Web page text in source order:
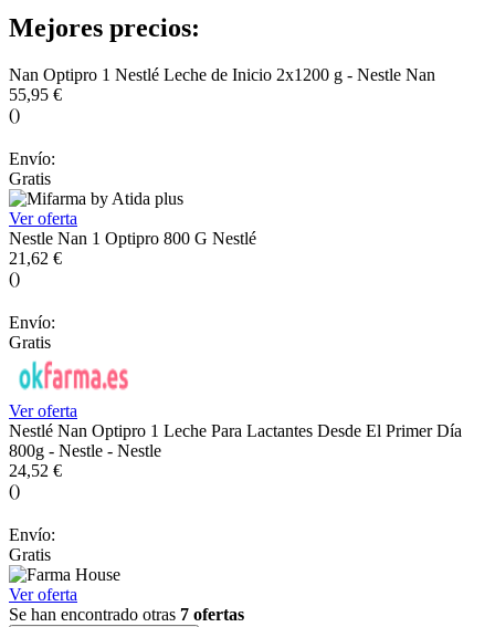
Mejores precios:
Nan Optipro 1 Nestlé Leche de Inicio 2x1200 g - Nestle Nan
55,95 €
()
Envío:
Gratis
Ver oferta
Nestle Nan 1 Optipro 800 G Nestlé
21,62 €
()
Envío:
Gratis
Ver oferta
Nestlé Nan Optipro 1 Leche Para Lactantes Desde El Primer Día
800g - Nestle - Nestle
24,52 €
()
Envío:
Gratis
Ver oferta
Se han encontrado otras 7 ofertas